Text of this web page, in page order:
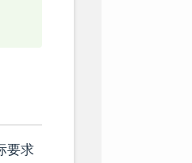
要求